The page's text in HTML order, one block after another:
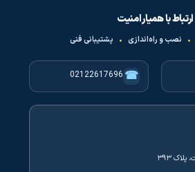
ارتباط با همیار امنیت
• نصب و راه‌اندازی • پشتیبانی فنی
☎
02122617696
۳۹۳